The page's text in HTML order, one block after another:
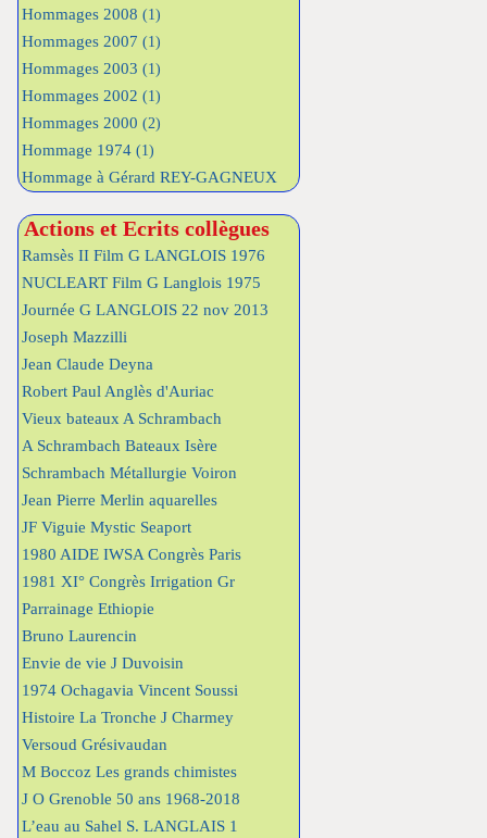
Hommages 2008 (1)
Hommages 2007 (1)
Hommages 2003 (1)
Hommages 2002 (1)
Hommages 2000 (2)
Hommage 1974 (1)
Hommage à Gérard REY-GAGNEUX
Actions et Ecrits collègues
Ramsès II Film G LANGLOIS 1976
NUCLEART Film G Langlois 1975
Journée G LANGLOIS 22 nov 2013
Joseph Mazzilli
Jean Claude Deyna
Robert Paul Anglès d'Auriac
Vieux bateaux A Schrambach
A Schrambach Bateaux Isère
Schrambach Métallurgie Voiron
Jean Pierre Merlin aquarelles
JF Viguie Mystic Seaport
1980 AIDE IWSA Congrès Paris
1981 XI° Congrès Irrigation Gr
Parrainage Ethiopie
Bruno Laurencin
Envie de vie J Duvoisin
1974 Ochagavia Vincent Soussi
Histoire La Tronche J Charmey
Versoud Grésivaudan
M Boccoz Les grands chimistes
J O Grenoble 50 ans 1968-2018
L’eau au Sahel S. LANGLAIS 1